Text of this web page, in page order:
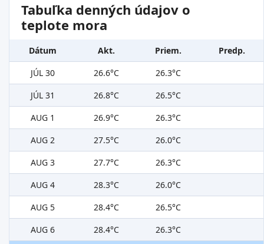
Tabuľka denných údajov o
teplote mora
Dátum Akt. Priem.
Predp.
JÚL 30
26.6°C
26.3°C
JÚL 31
26.8°C
26.5°C
AUG 1
26.9°C
26.3°C
AUG 2
27.5°C
26.0°C
AUG 3
27.7°C
26.3°C
AUG 4
28.3°C
26.0°C
AUG 5
28.4°C
26.5°C
AUG 6
28.4°C
26.3°C